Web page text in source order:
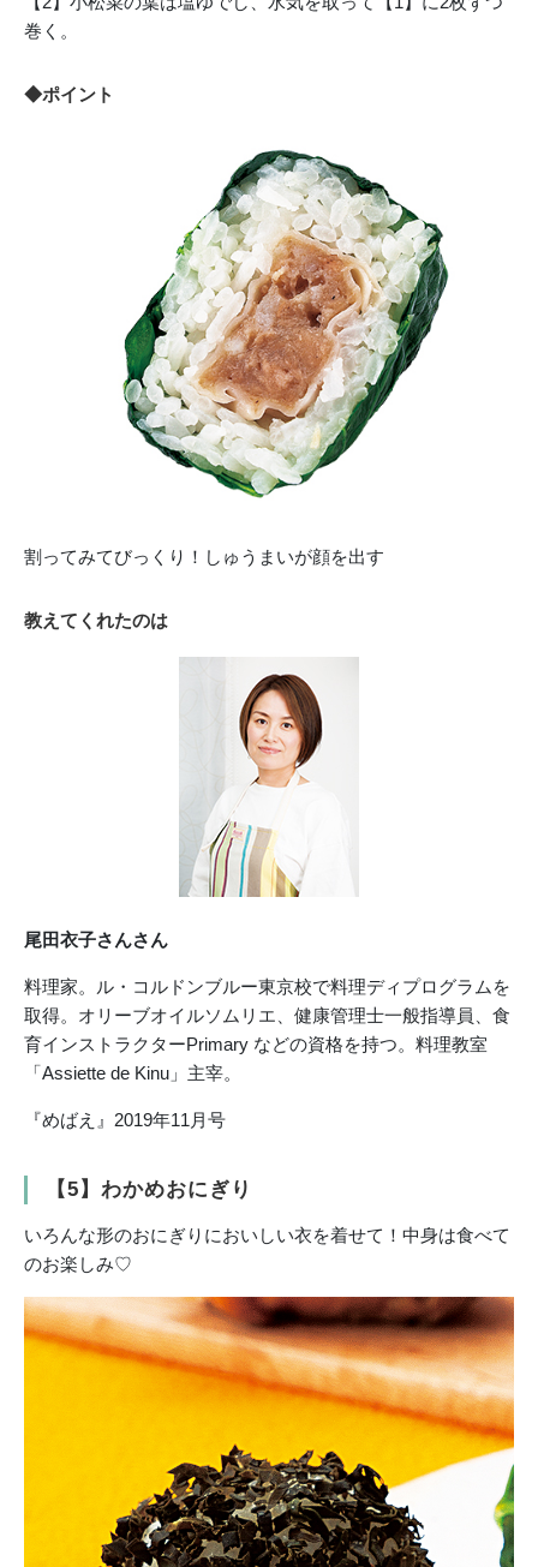
巻く。
◆ポイント
割ってみてびっくり！しゅうまいが顔を出す
教えてくれたのは
尾田衣子さんさん
料理家。ル・コルドンブルー東京校で料理ディプログラムを
取得。オリーブオイルソムリエ、健康管理士一般指導員、食
育インストラクターPrimary などの資格を持つ。料理教室
「Assiette de Kinu」主宰。
『めばえ』2019年11月号
【5】わかめおにぎり
いろんな形のおにぎりにおいしい衣を着せて！中身は食べて
のお楽しみ♡